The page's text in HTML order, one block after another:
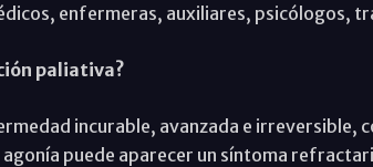
enfermeras, auxiliares, psicólogos,
paliativa?
incurable, avanzada e irreversible,
agonía puede aparecer un síntoma